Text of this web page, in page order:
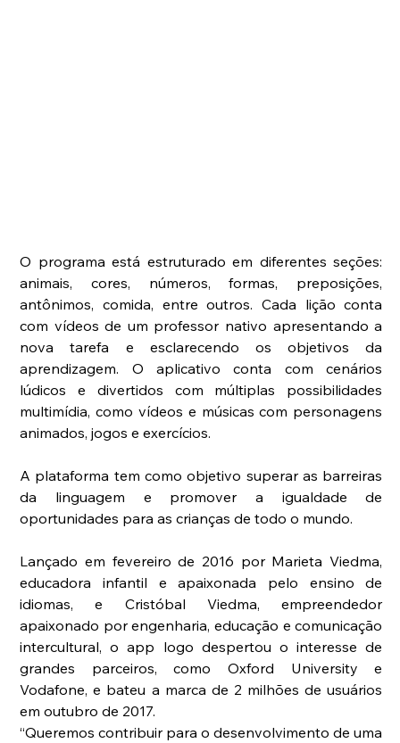
O programa está estruturado em diferentes seções:
animais, cores, números, formas, preposições,
antônimos, comida, entre outros. Cada lição conta
com vídeos de um professor nativo apresentando a
nova tarefa e esclarecendo os objetivos da
aprendizagem. O aplicativo conta com cenários
lúdicos e divertidos com múltiplas possibilidades
multimídia, como vídeos e músicas com personagens
animados, jogos e exercícios.
A plataforma tem como objetivo superar as barreiras
da linguagem e promover a igualdade de
oportunidades para as crianças de todo o mundo.
Lançado em fevereiro de 2016 por Marieta Viedma,
educadora infantil e apaixonada pelo ensino de
idiomas, e Cristóbal Viedma, empreendedor
apaixonado por engenharia, educação e comunicação
intercultural, o app logo despertou o interesse de
grandes parceiros, como Oxford University e
Vodafone, e bateu a marca de 2 milhões de usuários
em outubro de 2017.
“Queremos contribuir para o desenvolvimento de uma